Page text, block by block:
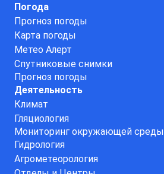
Погода
Прогноз погоды
Карта погоды
Метео Алерт
Спутниковые снимки
Прогноз погоды
Деятельность
Климат
Гляциология
Мониторинг окружающей среды
Гидрология
Агрометеорология